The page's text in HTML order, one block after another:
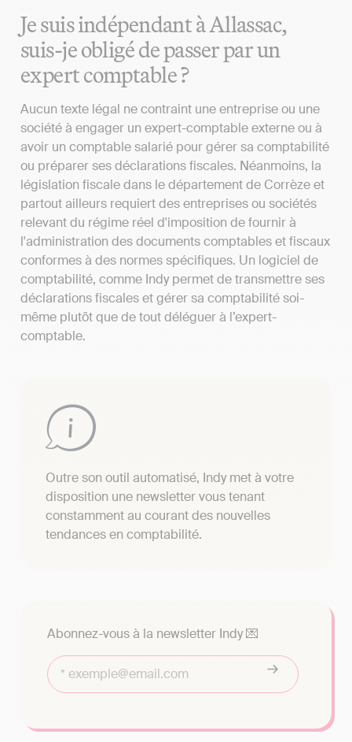
Je suis indépendant à Allassac,
suis-je obligé de passer par un
expert comptable ?
Aucun texte légal ne contraint une entreprise ou une
société à engager un expert-comptable externe ou à
avoir un comptable salarié pour gérer sa comptabilité
ou préparer ses déclarations fiscales. Néanmoins, la
législation fiscale dans le département de Corrèze et
partout ailleurs requiert des entreprises ou sociétés
relevant du régime réel d'imposition de fournir à
l'administration des documents comptables et fiscaux
conformes à des normes spécifiques. Un logiciel de
comptabilité, comme Indy permet de transmettre ses
déclarations fiscales et gérer sa comptabilité soi-
même plutôt que de tout déléguer à l’expert-
comptable.
Outre son outil automatisé, Indy met à votre
disposition une newsletter vous tenant
constamment au courant des nouvelles
tendances en comptabilité.
Abonnez-vous à la newsletter Indy 💌